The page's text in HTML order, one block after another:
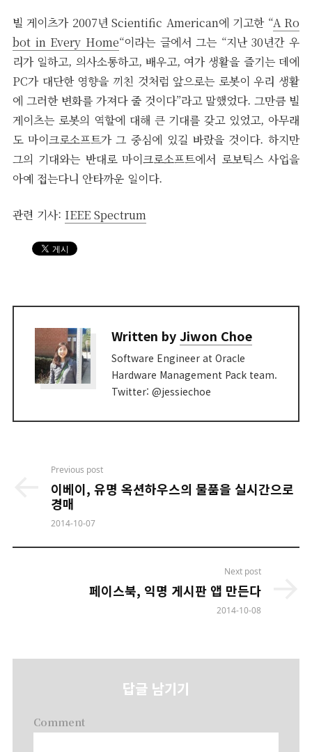
빌 게이츠가 2007년 Scientific American에 기고한 “A Ro
bot in Every Home“이라는 글에서 그는 “지난 30년간 우
리가 일하고, 의사소통하고, 배우고, 여가 생활을 즐기는 데에
PC가 대단한 영향을 끼친 것처럼 앞으로는 로봇이 우리 생활
에 그러한 변화를 가져다 줄 것이다”라고 말했었다. 그만큼 빌
게이츠는 로봇의 역할에 대해 큰 기대를 갖고 있었고, 아무래
도 마이크로소프트가 그 중심에 있길 바랐을 것이다. 하지만
그의 기대와는 반대로 마이크로소프트에서 로보틱스 사업을
아예 접는다니 안타까운 일이다.
관련 기사: IEEE Spectrum
Written byJiwon Choe
Software Engineer at Oracle
Hardware Management Pack team.
Twitter: @jessiechoe
navigation
Previous post
이베이, 유명 옥션하우스의 물품을 실시간으로
경매
2014-10-07
Next post
페이스북, 익명 게시판 앱 만든다
2014-10-08
답글 남기기
Comment